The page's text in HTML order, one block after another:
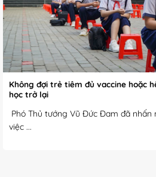
Không đợi trẻ tiêm đủ vaccine hoặc
học trở lại
Phó Thủ tướng Vũ Đức Đam đã nhấn
việc ...